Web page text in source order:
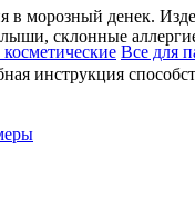
Все для
в морозный денек.
склонные
инструкция